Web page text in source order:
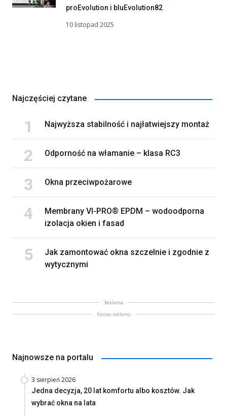
proEvolution i bluEvolution82
10 listopad 2025
Najczęściej czytane
Najwyższa stabilność i najłatwiejszy montaż
Odporność na włamanie – klasa RC3
Okna przeciwpożarowe
Membrany VI-PRO® EPDM – wodoodporna
izolacja okien i fasad
Jak zamontować okna szczelnie i zgodnie z
wytycznymi
Reklama
Koniec reklamy
Najnowsze na portalu
3 sierpień 2026
Jedna decyzja, 20 lat komfortu albo kosztów. Jak
wybrać okna na lata